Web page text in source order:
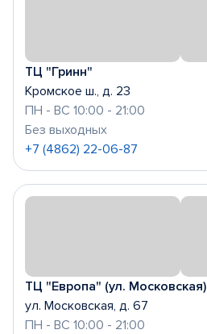
ТЦ "Гринн"
Кромское ш., д. 23
ПН - ВС 10:00 - 21:00
Без выходных
+7 (4862) 22-06-87
ТЦ "Европа" (ул. Московская)
ул. Московская, д. 67
ПН - ВС 10:00 - 21:00